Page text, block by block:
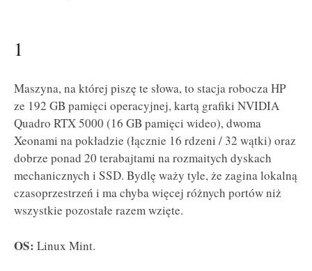
1
Maszyna, na której piszę te słowa, to stacja robocza HP
ze 192 GB pamięci operacyjnej, kartą grafiki NVIDIA
Quadro RTX 5000 (16 GB pamięci wideo), dwoma
Xeonami na pokładzie (łącznie 16 rdzeni / 32 wątki) oraz
dobrze ponad 20 terabajtami na rozmaitych dyskach
mechanicznych i SSD. Bydlę waży tyle, że zagina lokalną
czasoprzestrzeń i ma chyba więcej różnych portów niż
wszystkie pozostałe razem wzięte.
OS: Linux Mint.